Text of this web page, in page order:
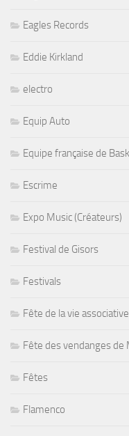
Eagles Records
Eddie Kirkland
electro
Equip Auto
Equipe française de
Escrime
Expo Music (Créateurs)
Festival de Gisors
Festivals
Fête de la vie associative
Fête des vendanges
Fêtes
Flamenco